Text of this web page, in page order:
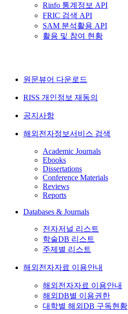
Rinfo 통계정보 API
FRIC 검색 API
SAM 분석활용 API
활용 및 참여 현황
원문뷰어 다운로드
RISS 개인정보 재동의
공지사항
해외전자정보서비스 검색
Academic Journals
Ebooks
Dissertations
Conference Materials
Reviews
Reports
Databases & Journals
전자저널 리스트
학술DB 리스트
주제별 리스트
해외전자자료 이용안내
해외전자자료 이용안내
해외DB별 이용권한
대학별 해외DB 구독현황